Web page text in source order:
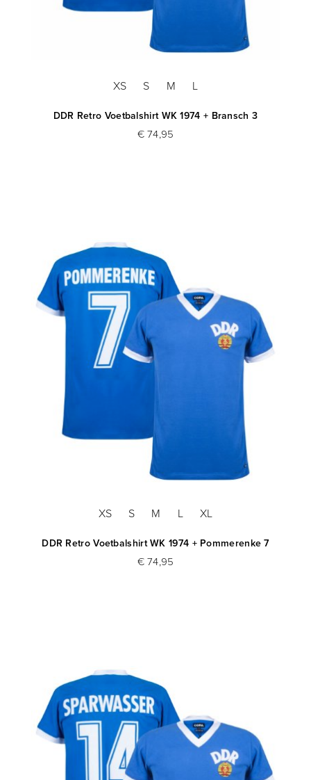
XS S M L
DDR Retro Voetbalshirt WK 1974 + Bransch 3
€ 74,95
XS S M L XL
DDR Retro Voetbalshirt WK 1974 + Pommerenke 7
€ 74,95